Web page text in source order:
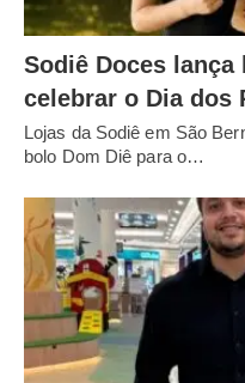
Sodiê Doces
celebrar o Dia dos
Lojas da Sodiê em São
bolo Dom Diê para o…